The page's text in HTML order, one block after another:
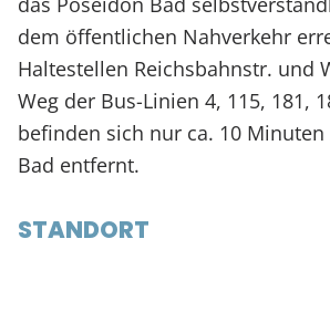
dem öffentlichen Nahverkehr
Haltestellen Reichsbahnstr. und
Weg der Bus-Linien 4, 115, 181,
befinden sich nur ca. 10 Minuten
Bad entfernt.
STANDORT